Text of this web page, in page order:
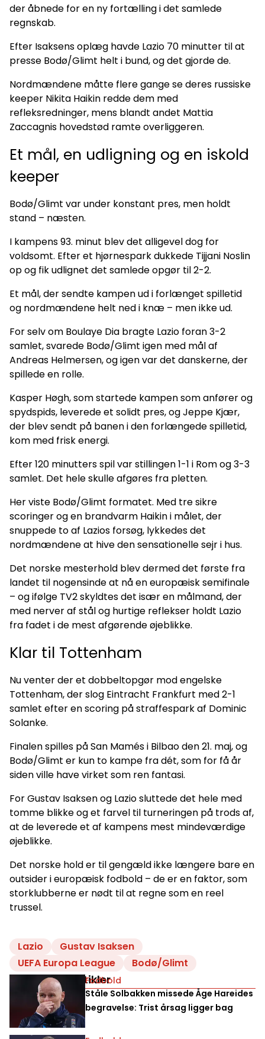
der åbnede for en ny fortælling i det samlede
regnskab.
Efter Isaksens oplæg havde Lazio 70 minutter til at
presse Bodø/Glimt helt i bund, og det gjorde de.
Nordmændene måtte flere gange se deres russiske
keeper Nikita Haikin redde dem med
refleksredninger, mens blandt andet Mattia
Zaccagnis hovedstød ramte overliggeren.
Et mål, en udligning og en iskold
keeper
Bodø/Glimt var under konstant pres, men holdt
stand – næsten.
I kampens 93. minut blev det alligevel dog for
voldsomt. Efter et hjørnespark dukkede Tijjani Noslin
op og fik udlignet det samlede opgør til 2-2.
Et mål, der sendte kampen ud i forlænget spilletid
og nordmændene helt ned i knæ – men ikke ud.
For selv om Boulaye Dia bragte Lazio foran 3-2
samlet, svarede Bodø/Glimt igen med mål af
Andreas Helmersen, og igen var det danskerne, der
spillede en rolle.
Kasper Høgh, som startede kampen som anfører og
spydspids, leverede et solidt pres, og Jeppe Kjær,
der blev sendt på banen i den forlængede spilletid,
kom med frisk energi.
Efter 120 minutters spil var stillingen 1-1 i Rom og 3-3
samlet. Det hele skulle afgøres fra pletten.
Her viste Bodø/Glimt formatet. Med tre sikre
scoringer og en brandvarm Haikin i målet, der
snuppede to af Lazios forsøg, lykkedes det
nordmændene at hive den sensationelle sejr i hus.
Det norske mesterhold blev dermed det første fra
landet til nogensinde at nå en europæisk semifinale
– og ifølge TV2 skyldtes det især en målmand, der
med nerver af stål og hurtige reflekser holdt Lazio
fra fadet i de mest afgørende øjeblikke.
Klar til Tottenham
Nu venter der et dobbeltopgør mod engelske
Tottenham, der slog Eintracht Frankfurt med 2-1
samlet efter en scoring på straffespark af Dominic
Solanke.
Finalen spilles på San Mamés i Bilbao den 21. maj, og
Bodø/Glimt er kun to kampe fra dét, som for få år
siden ville have virket som ren fantasi.
For Gustav Isaksen og Lazio sluttede det hele med
tomme blikke og et farvel til turneringen på trods af,
at de leverede et af kampens mest mindeværdige
øjeblikke.
Det norske hold er til gengæld ikke længere bare en
outsider i europæisk fodbold – de er en faktor, som
storklubberne er nødt til at regne som en reel
trussel.
Lazio
Gustav Isaksen
UEFA Europa League
Bodø/Glimt
Relaterede artikler
Fodbold
Ståle Solbakken missede Åge Hareides
begravelse: Trist årsag ligger bag